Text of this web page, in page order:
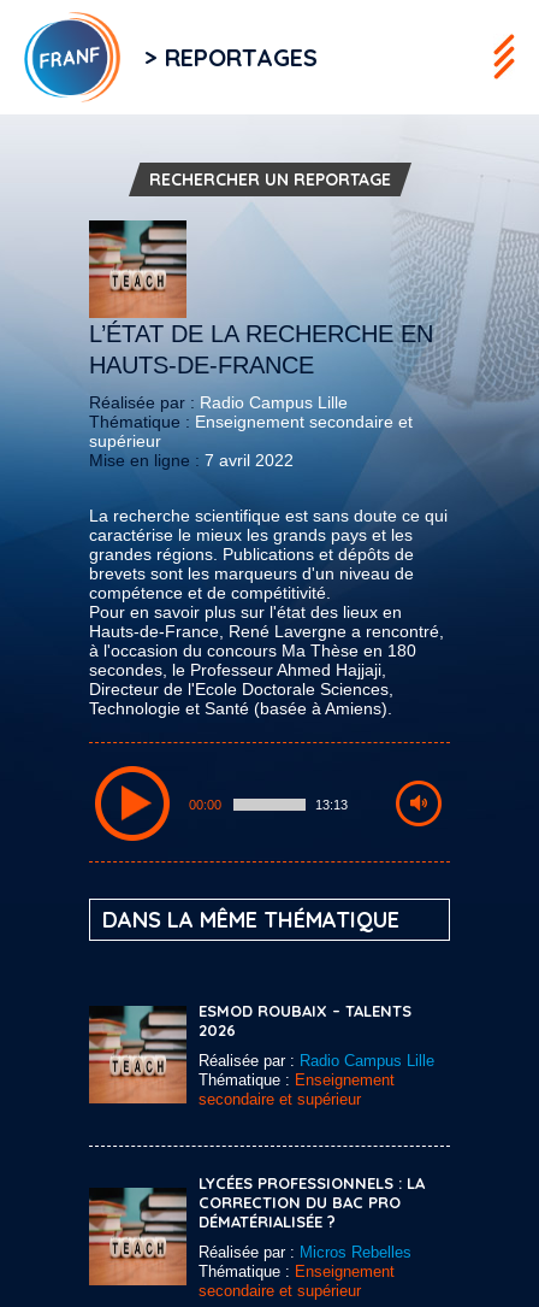
> REPORTAGES
RECHERCHER UN REPORTAGE
L’ÉTAT DE LA RECHERCHE EN
HAUTS-DE-FRANCE
Réalisée par : Radio Campus Lille
Thématique : Enseignement secondaire et
supérieur
Mise en ligne : 7 avril 2022
La recherche scientifique est sans doute ce qui
caractérise le mieux les grands pays et les
grandes régions. Publications et dépôts de
brevets sont les marqueurs d'un niveau de
compétence et de compétitivité.
Pour en savoir plus sur l'état des lieux en
Hauts-de-France, René Lavergne a rencontré,
à l'occasion du concours Ma Thèse en 180
secondes, le Professeur Ahmed Hajjaji,
Directeur de l'Ecole Doctorale Sciences,
Technologie et Santé (basée à Amiens).
00:00 13:13
DANS LA MÊME THÉMATIQUE
ESMOD ROUBAIX – TALENTS
2026
Réalisée par : Radio Campus Lille
Thématique : Enseignement
secondaire et supérieur
LYCÉES PROFESSIONNELS : LA
CORRECTION DU BAC PRO
DÉMATÉRIALISÉE ?
Réalisée par : Micros Rebelles
Thématique : Enseignement
secondaire et supérieur